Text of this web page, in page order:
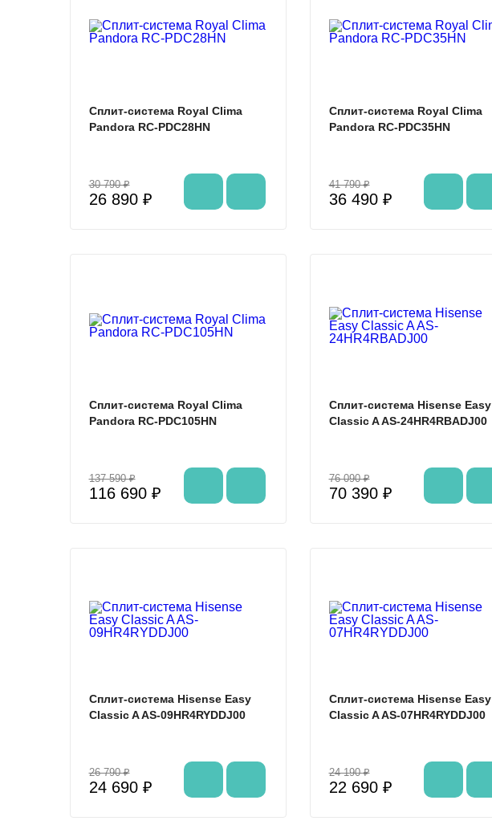
Сплит-система Royal Clima
Pandora RC-PDC28HN
30 790 ₽
26 890 ₽
Сплит-система Royal Clima
Pandora RC-PDC35HN
41 790 ₽
36 490 ₽
Сплит-система Royal Clima
Pandora RC-PDC105HN
137 590 ₽
116 690 ₽
Сплит-система Hisense Easy
Classic A AS-24HR4RBADJ00
76 090 ₽
70 390 ₽
Сплит-система Hisense Easy
Classic A AS-09HR4RYDDJ00
26 790 ₽
24 690 ₽
Сплит-система Hisense Easy
Classic A AS-07HR4RYDDJ00
24 190 ₽
22 690 ₽